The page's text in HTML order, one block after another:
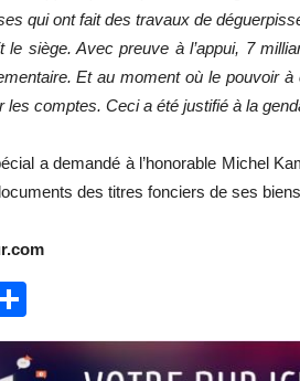
qui ont fait des travaux de
le siège. Avec preuve à l’appui, 7
Et au moment où le pouvoir
comptes. Ceci a été justifié à la
a demandé à l’honorable Michel
des titres fonciers de ses
Messenger